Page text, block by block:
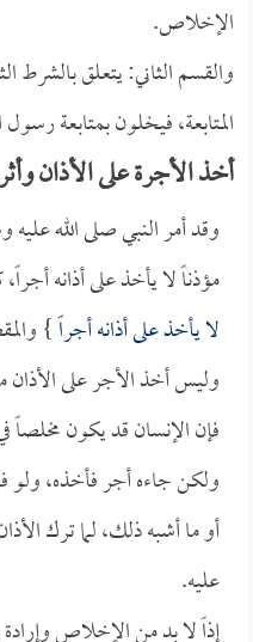
الإخلاص.
والقسم الثاني: يتعلق
المتابعة، فيخلون بمتابعة
أخذ الأجرة على الأذان
وقد أمر النبي صلى الله
مؤذناً لا يأخذ على أذانه
لا يأخذ على أذانه أجراً}
وليس أخذ الأجر على
فإن الإنسان قد يكون مخلصاً
ولكن جاءه أجر فأخذه، ولو
أو ما أشبه ذلك، لما ترك
عليه.